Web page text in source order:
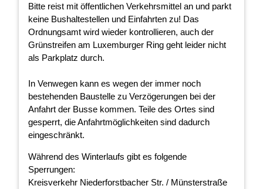
Bitte reist mit öffentlichen Verkehrsmittel an und parkt
keine Bushaltestellen und Einfahrten zu! Das
Ordnungsamt wird wieder kontrollieren, auch der
Grünstreifen am Luxemburger Ring geht leider nicht
als Parkplatz durch.
In Venwegen kann es wegen der immer noch
bestehenden Baustelle zu Verzögerungen bei der
Anfahrt der Busse kommen. Teile des Ortes sind
gesperrt, die Anfahrtmöglichkeiten sind dadurch
eingeschränkt.
Während des Winterlaufs gibt es folgende
Sperrungen:
Kreisverkehr Niederforstbacher Str. / Münsterstraße